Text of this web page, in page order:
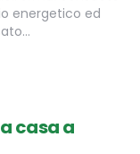
energetico ed
casa a